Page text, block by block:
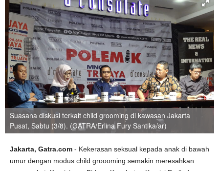
Suasana diskusi terkait child grooming di kawasan Jakarta
Pusat, Sabtu (3/8). (GATRA/Erlina Fury Santika/ar)
Jakarta, Gatra.com - Kekerasan seksual kepada anak di bawah
umur dengan modus child groooming semakin meresahkan